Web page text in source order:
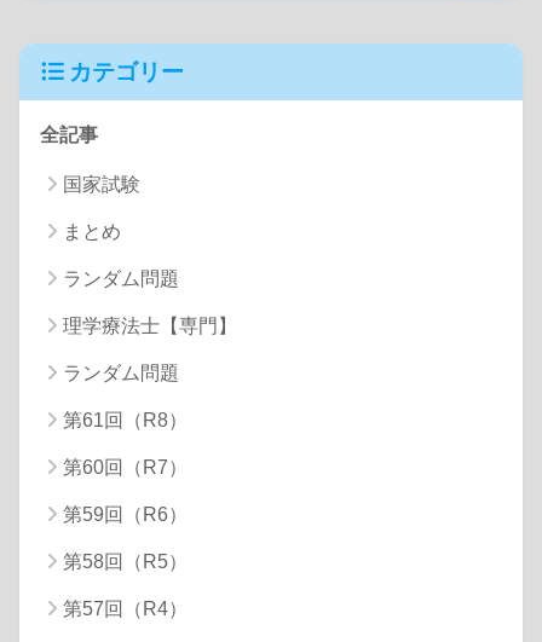
カテゴリー
全記事
国家試験
まとめ
ランダム問題
理学療法士【専門】
ランダム問題
第61回（R8）
第60回（R7）
第59回（R6）
第58回（R5）
第57回（R4）